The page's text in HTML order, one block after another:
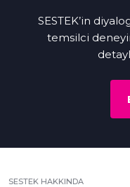
SESTEK’in
temsilci
SESTEK HAKKINDA